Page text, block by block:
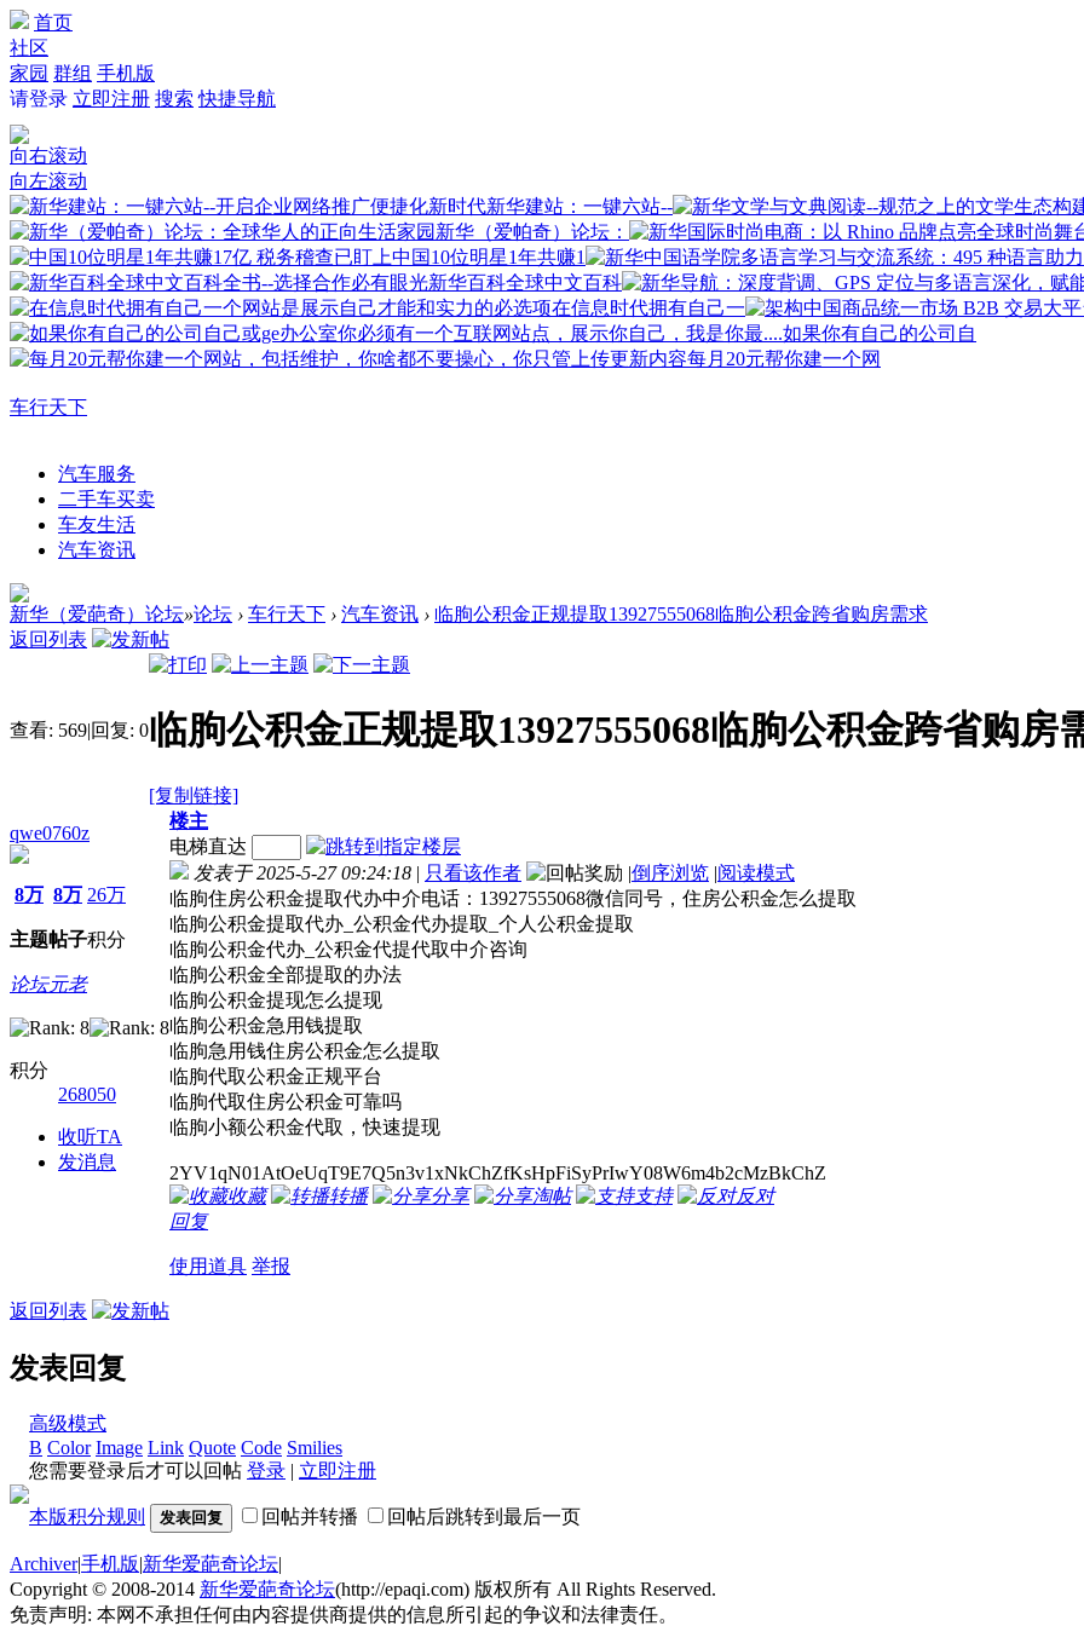
首页
社区
家园 群组 手机版
请登录 立即注册 搜索 快捷导航
向右滚动
向左滚动
新华建站：一键六站--
新华（爱帕奇）论坛：
中国10位明星1年共赚1
新华百科全球中文百科
在信息时代拥有自己一
如果你有自己的公司自
每月20元帮你建一个网
车行天下
汽车服务
二手车买卖
车友生活
汽车资讯
新华（爱葩奇）论坛»论坛 › 车行天下 › 汽车资讯 › 临朐公积金正规提取13927555068临朐公积金跨省购房需求
返回列表
查看: 569|回复: 0临朐公积金正规提取13927555068临朐公积金跨省购房
[复制链接]
qwe0760z
8万
主题
8万
帖子
26万
积分
论坛元老
积分
268050
收听TA
发消息
楼主
电梯直达
发表于 2025-5-27 09:24:18 | 只看该作者 |倒序浏览 |阅读模式
临朐住房公积金提取代办中介电话：13927555068微信同号，住房公积金怎么提取
临朐公积金提取代办_公积金代办提取_个人公积金提取
临朐公积金代办_公积金代提代取中介咨询
临朐公积金全部提取的办法
临朐公积金提现怎么提现
临朐公积金急用钱提取
临朐急用钱住房公积金怎么提取
临朐代取公积金正规平台
临朐代取住房公积金可靠吗
临朐小额公积金代取，快速提现
2YV1qN01AtOeUqT9E7Q5n3v1xNkChZfKsHpFiSyPrIwY08W6m4b2cMzBkChZ
收藏
转播 分享 淘帖 支持
反对
回复
使用道具 举报
返回列表
发表回复
高级模式
B Color Image Link Quote Code Smilies
您需要登录后才可以回帖 登录 | 立即注册
本版积分规则 发表回复 回帖并转播 回帖后跳转到最后一页
Archiver|手机版|新华爱葩奇论坛|
Copyright © 2008-2014 新华爱葩奇论坛(http://epaqi.com) 版权所有 All Rights Reserved.
免责声明: 本网不承担任何由内容提供商提供的信息所引起的争议和法律责任。